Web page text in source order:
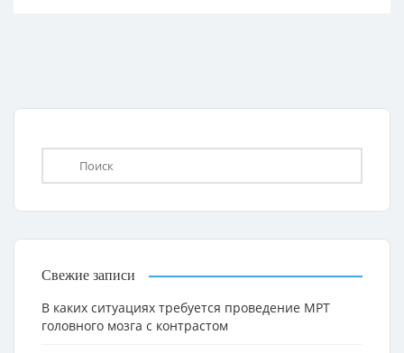
Свежие записи
В каких ситуациях требуется проведение МРТ
головного мозга с контрастом